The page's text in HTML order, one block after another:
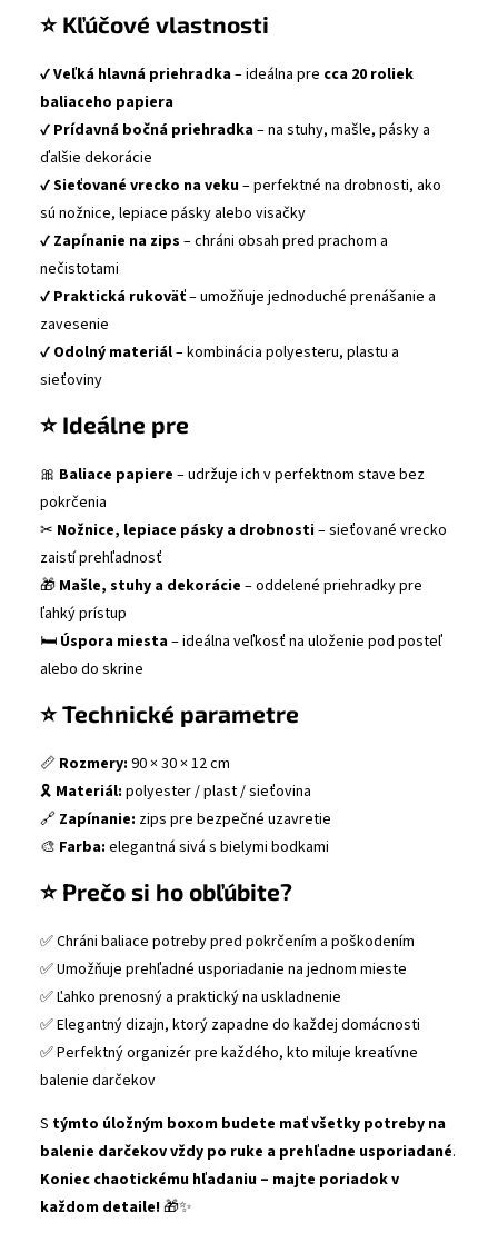
⭐ Kľúčové vlastnosti
✔Veľká hlavná priehradka– ideálna pre cca 20 roliek
baliaceho papiera
✔ Prídavná bočná priehradka– na stuhy, mašle, pásky a
ďalšie dekorácie
✔Sieťované vrecko na veku– perfektné na drobnosti, ako
sú nožnice, lepiace pásky alebo visačky
✔ Zapínanie na zips – chráni obsah pred prachom a
nečistotami
✔ Praktická rukoväť– umožňuje jednoduché prenášanie a
zavesenie
✔ Odolný materiál– kombinácia polyesteru, plastu a
sieťoviny
⭐ Ideálne pre
🎀 Baliace papiere – udržuje ich v perfektnom stave bez
pokrčenia
✂ Nožnice, lepiace pásky a drobnosti– sieťované vrecko
zaistí prehľadnosť
🎁 Mašle, stuhy a dekorácie – oddelené priehradky pre
ľahký prístup
🛏 Úspora miesta– ideálna veľkosť na uloženie pod posteľ
alebo do skrine
⭐ Technické parametre
📏 Rozmery: 90 × 30 × 12 cm
🎗 Materiál: polyester / plast / sieťovina
🔗 Zapínanie: zips pre bezpečné uzavretie
🎨 Farba: elegantná sivá s bielymi bodkami
⭐ Prečo si ho obľúbite?
✅ Chráni baliace potreby pred pokrčením a poškodením
✅ Umožňuje prehľadné usporiadanie na jednom mieste
✅ Ľahko prenosný a praktický na uskladnenie
✅ Elegantný dizajn, ktorý zapadne do každej domácnosti
✅ Perfektný organizér pre každého, kto miluje kreatívne
balenie darčekov
S týmto úložným boxom budete mať všetky potreby na
balenie darčekov vždy po ruke a prehľadne usporiadané.
Koniec chaotickému hľadaniu – majte poriadok v
každom detaile!🎁✨